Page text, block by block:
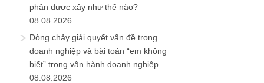
phận được xây như thế nào?
08.08.2026
Dòng chảy giải quyết vấn đề trong
doanh nghiệp và bài toán “em không
biết” trong vận hành doanh nghiệp
08.08.2026